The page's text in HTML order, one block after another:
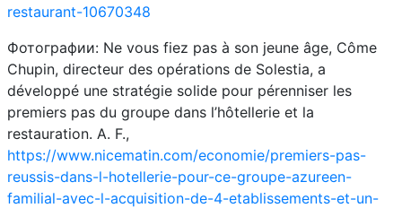
restaurant-10670348
Фотографии: Ne vous fiez pas à son jeune âge, Côme
Chupin, directeur des opérations de Solestia, a
développé une stratégie solide pour pérenniser les
premiers pas du groupe dans l’hôtellerie et la
restauration. A. F.,
https://www.nicematin.com/economie/premiers-pas-
reussis-dans-l-hotellerie-pour-ce-groupe-azureen-
familial-avec-l-acquisition-de-4-etablissements-et-un-